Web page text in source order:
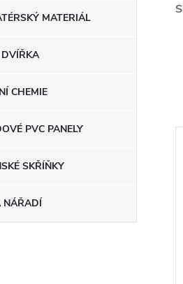
MATERIÁL
CHEMIE
PVC PANELY
SKŘÍŇKY
NÁŘADÍ